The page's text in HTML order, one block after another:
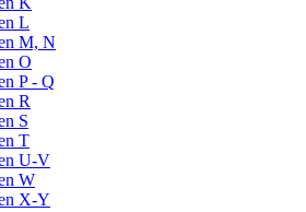
L
M, N
O
P - Q
R
S
T
U-V
W
X-Y